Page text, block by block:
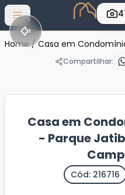
Abrir menu
Home / Casa em
Compartilhar:
Casa em
- Parque
Cód: 216716